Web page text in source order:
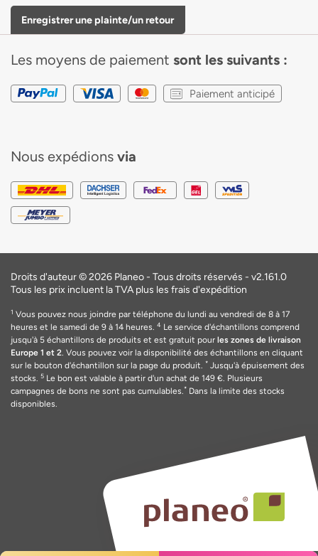
Enregistrer une plainte/un retour
Les moyens de paiement sont les suivants :
Paiement anticipé
Nous expédions via
Droits d'auteur © 2026 Planeo - Tous droits réservés - v2.161.0
Tous les prix incluent la TVA plus les frais d'expédition
1 Vous pouvez nous joindre par téléphone du lundi au vendredi de 8 à 17
heures et le samedi de 9 à 14 heures. 4 Le service d'échantillons comprend
jusqu'à 5 échantillons de produits et est gratuit pour les zones de livraison
Europe 1 et 2. Vous pouvez voir la disponibilité des échantillons en cliquant
sur le bouton d'échantillon sur la page du produit. * Jusqu'à épuisement des
stocks. 5 Le bon est valable à partir d'un achat de 149 €. Plusieurs
campagnes de bons ne sont pas cumulables.* Dans la limite des stocks
disponibles.